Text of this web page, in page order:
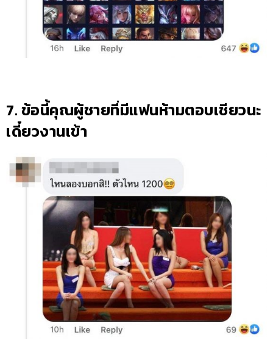
7. ข้อนี้คุณผู้ชายที่มีแฟนห้ามตอบเชียวนะ
เดี๋ยวงานเข้า